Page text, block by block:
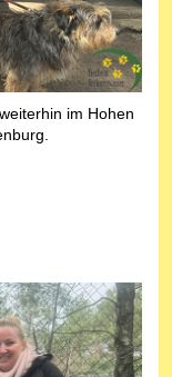
im Hohen